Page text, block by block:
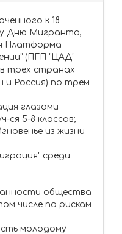
к 18
Дню Мигранта,
Платформа
(ПГП "ЦАД"
трех странах
и Россия) по трем
глазами
ся 5-8 классов;
из жизни
среди
общества
числе по рискам
молодому